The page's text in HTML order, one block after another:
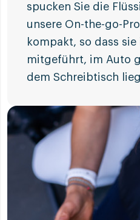
spucken Sie die
unsere On-the-go-
kompakt, so dass sie
mitgeführt, im Auto
dem Schreibtisch